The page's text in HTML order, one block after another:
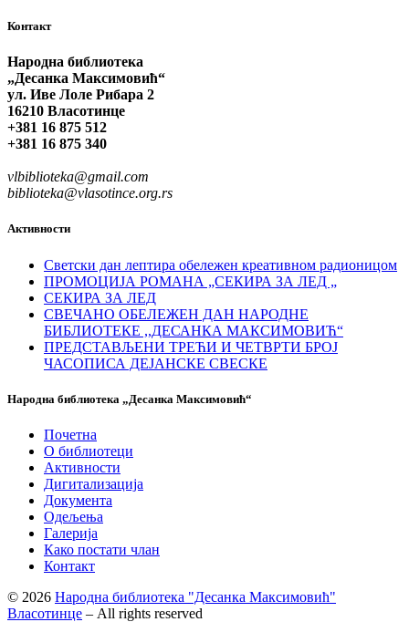
Контакт
Народна библиотека
„Десанка Максимовић“
ул. Иве Лоле Рибара 2
16210 Власотинце
+381 16 875 512
+381 16 875 340
vlbiblioteka@gmail.com
biblioteka@vlasotince.org.rs
Активности
Светски дан лептира обележен креативном радионицом
ПРОМОЦИЈА РОМАНА „СЕКИРА ЗА ЛЕД „
СЕКИРА ЗА ЛЕД
СВЕЧАНО ОБЕЛЕЖЕН ДАН НАРОДНЕ
БИБЛИОТЕКЕ ,,ДЕСАНКА МАКСИМОВИЋ“
ПРЕДСТАВЉЕНИ ТРЕЋИ И ЧЕТВРТИ БРОЈ
ЧАСОПИСА ДЕЈАНСКЕ СВЕСКЕ
Народна библиотека „Десанка Максимовић“
Почетна
О библиотеци
Активности
Дигитализација
Документа
Одељења
Галерија
Како постати члан
Контакт
© 2026 Народна библиотека "Десанка Максимовић"
Власотинце – All rights reserved